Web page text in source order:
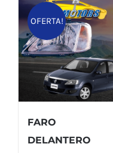
OFERTA!
FARO
DELANTERO